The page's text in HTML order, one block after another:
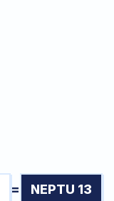
= NEPTU 13